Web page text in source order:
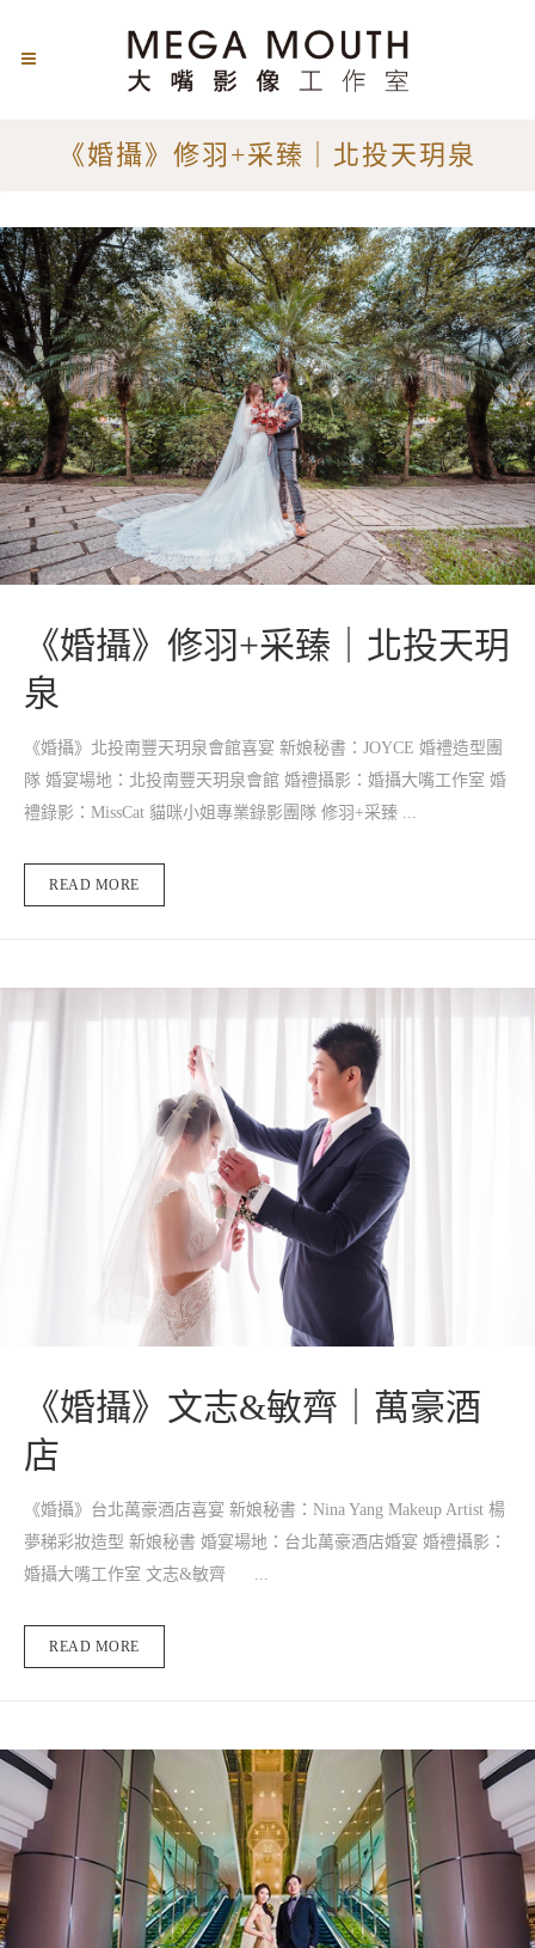
《婚攝》修羽+采臻｜北投天玥泉
《婚攝》北投天玥泉會館婚宴-修羽+采臻婚禮
《婚攝》修羽+采臻｜北投天玥
泉
《婚攝》北投南豐天玥泉會館喜宴 新娘秘書：JOYCE 婚禮造型團
隊 婚宴場地：北投南豐天玥泉會館 婚禮攝影：婚攝大嘴工作室 婚
禮錄影：MissCat 貓咪小姐專業錄影團隊 修羽+采臻 ...
READ MORE
《婚攝》文志&敏齊｜萬豪酒
店
《婚攝》台北萬豪酒店喜宴 新娘秘書：Nina Yang Makeup Artist 楊
夢稊彩妝造型 新娘秘書 婚宴場地：台北萬豪酒店婚宴 婚禮攝影：
婚攝大嘴工作室 文志&敏齊 ...
READ MORE